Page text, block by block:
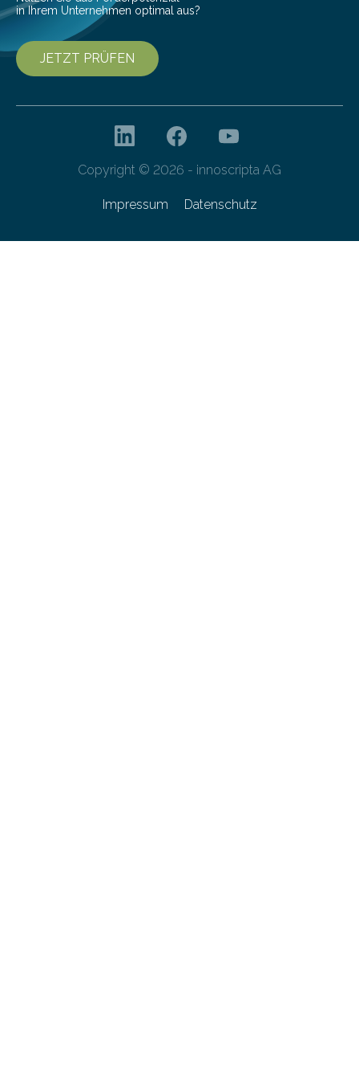
in Ihrem Unternehmen optimal aus?
JETZT PRÜFEN
Copyright © 2026 - innoscripta AG
Impressum Datenschutz